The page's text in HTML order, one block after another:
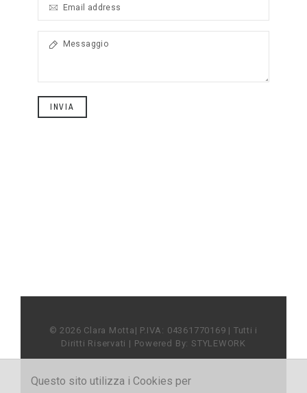
INVIA
© 2026 Clara Motta| P.IVA: 04361770169 | Tutti i
Diritti Riservati | Powered By: STYLEWORK
Questo sito utilizza i Cookies per